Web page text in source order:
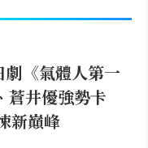
《氣體人第一
蒼井優強勢卡
新巔峰